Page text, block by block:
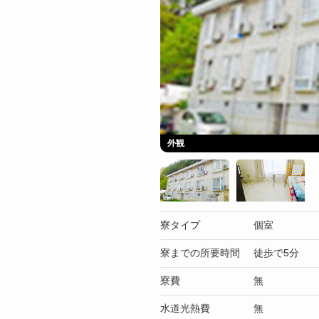
外観
寮タイプ 個室
寮までの所要時間 徒歩で5分
寮費 無
水道光熱費 無